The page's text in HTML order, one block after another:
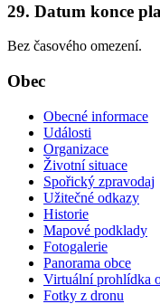
29. Datum konce
Bez časového omezení.
Obec
Obecné informace
Události
Organizace
Životní situace
Spořický zpravodaj
Užitečné odkazy
Historie
Mapové podklady
Fotogalerie
Panorama obce
Virtuální prohlídka
Fotky z dronu